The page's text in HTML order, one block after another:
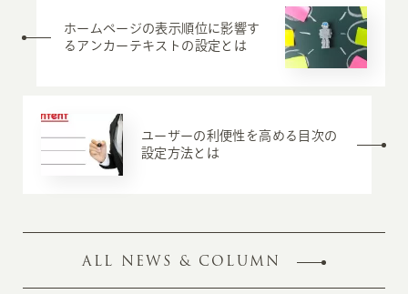
ホームページの表示順位に影響す
るアンカーテキストの設定とは
ユーザーの利便性を高める目次の
設定方法とは
ALL NEWS & COLUMN